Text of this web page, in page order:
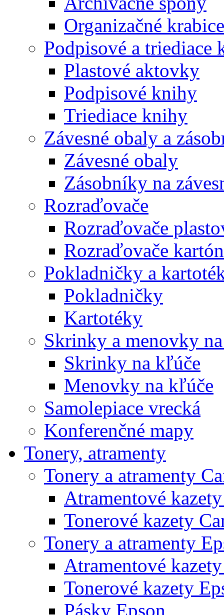
Organizačné
Podpisové a triediace
Plastové aktovky
Podpisové knihy
Triediace knihy
Závesné obaly a
Závesné obaly
Zásobníky na
Rozraďovače
Rozraďovače
Rozraďovače
Pokladničky a
Pokladničky
Kartotéky
Skrinky a menovky
Skrinky na kľúče
Menovky na kľúče
Samolepiace vrecká
Konferenčné mapy
Tonery, atramenty
Tonery a atramenty
Atramentové
Tonerové kazety
Tonery a atramenty
Atramentové
Tonerové kazety
Pásky Epson